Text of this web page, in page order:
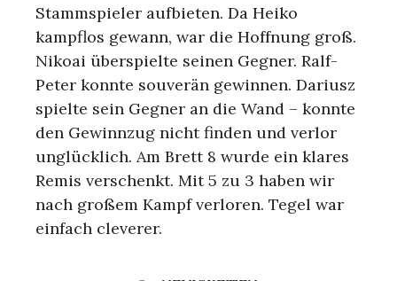
Stammspieler aufbieten. Da Heiko
kampflos gewann, war die Hoffnung groß.
Nikoai überspielte seinen Gegner. Ralf-
Peter konnte souverän gewinnen. Dariusz
spielte sein Gegner an die Wand – konnte
den Gewinnzug nicht finden und verlor
unglücklich. Am Brett 8 wurde ein klares
Remis verschenkt. Mit 5 zu 3 haben wir
nach großem Kampf verloren. Tegel war
einfach cleverer.